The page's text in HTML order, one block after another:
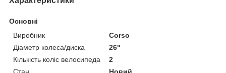
Основні
Виробник
Corso
Діаметр колеса/диска
26"
Кількість коліс велосипеда
2
Стан
Новий